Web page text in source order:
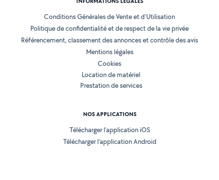
Conditions Générales de Vente et d'Utilisation
Politique de confidentialité et de respect de la vie privée
Référencement, classement des annonces et contrôle des avis
Mentions légales
Cookies
Location de matériel
Prestation de services
NOS APPLICATIONS
Télécharger l’application iOS
Télécharger l’application Android